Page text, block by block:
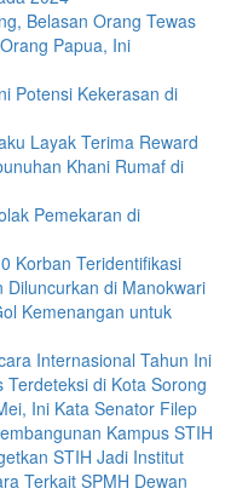
Belasan Orang Tewas
Papua, Ini
Potensi Kekerasan di
Layak Terima Reward
Khani Rumaf di
Pemekaran di
Korban Teridentifikasi
Diluncurkan di Manokwari
Kemenangan untuk
Internasional Tahun Ini
di Kota Sorong
Ini Kata Senator Filep
Kampus STIH
STIH Jadi Institut
Terkait SPMH Dewan